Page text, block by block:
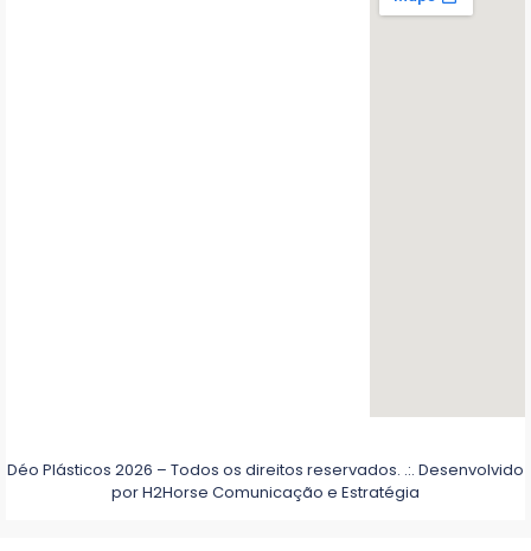
Déo Plásticos 2026 – Todos os direitos reservados. .:. Desenvolvido
porH2Horse Comunicação e Estratégia